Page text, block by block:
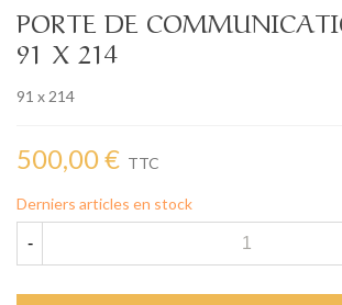
PORTE DE
91 X 214
91 x 214
500,00 € TTC
Derniers articles en stock
-